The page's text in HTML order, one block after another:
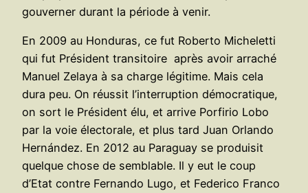
gouverner durant la période à venir.
En 2009 au Honduras, ce fut Roberto Micheletti
qui fut Président transitoire après avoir arraché
Manuel Zelaya à sa charge légitime. Mais cela
dura peu. On réussit l’interruption démocratique,
on sort le Président élu, et arrive Porfirio Lobo
par la voie électorale, et plus tard Juan Orlando
Hernández. En 2012 au Paraguay se produisit
quelque chose de semblable. Il y eut le coup
d’Etat contre Fernando Lugo, et Federico Franco